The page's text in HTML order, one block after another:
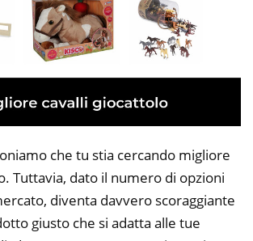
che tu stia cercando migliore
Tuttavia, dato il numero di opzioni
diventa davvero scoraggiante
giusto che si adatta alle tue